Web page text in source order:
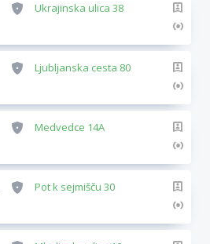
Ukrajinska ulica 38
Ljubljanska cesta 80
Medvedce 14A
Pot k sejmišču 30